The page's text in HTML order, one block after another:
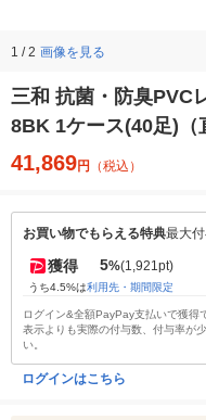
1 / 2 画像を見る
三和 抗菌・防臭PVC
8BK 1ケース(40足)（
41,869円 （税込）
お買い物でもらえる特典最大
獲得 5%(1,921pt)
うち4.5%は利用先・期間限定
ログイン&全額PayPay支払いで獲得
表示よりも実際の付与数、付与率が
い。
ログインはこちら